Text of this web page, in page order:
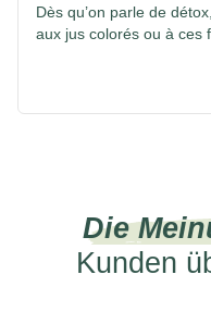
Dès qu’on parle de
aux jus colorés ou à ces
Die
Kunden